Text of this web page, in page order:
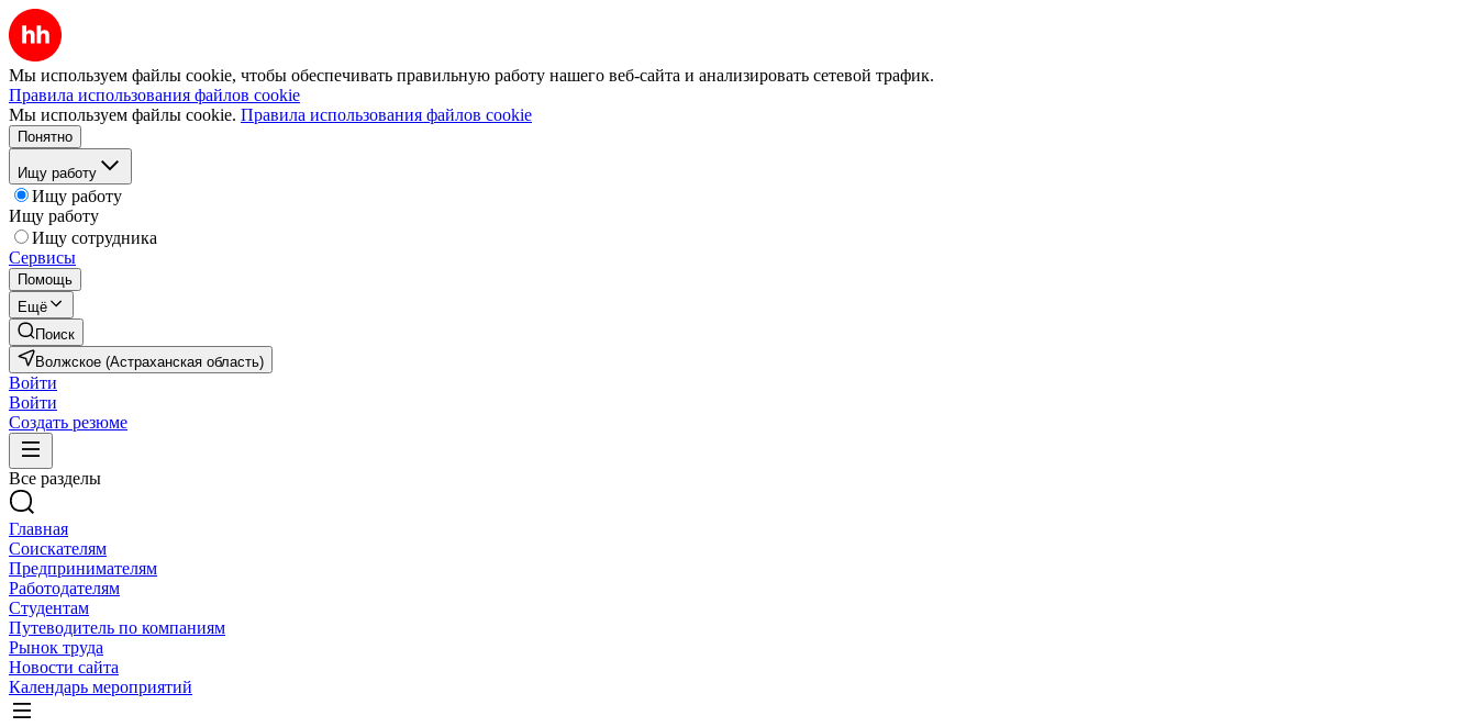
Мы используем файлы cookie, чтобы обеспечивать правильную работу нашего веб-сайта и анализировать сетевой трафик.
Правила использования файлов cookie
Мы используем файлы cookie. Правила использования файлов cookie
Понятно
Ищу работу
Ищу работу
Ищу работу
Ищу сотрудника
Сервисы
Помощь
Ещё
Поиск
Волжское (Астраханская область)
Войти
Войти
Создать резюме
Все разделы
Главная
Соискателям
Предпринимателям
Работодателям
Студентам
Путеводитель по компаниям
Рынок труда
Новости сайта
Календарь мероприятий